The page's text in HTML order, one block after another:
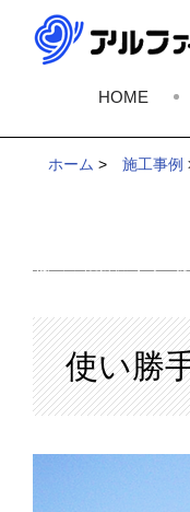
HOME
ホーム > 施工事例
使い勝